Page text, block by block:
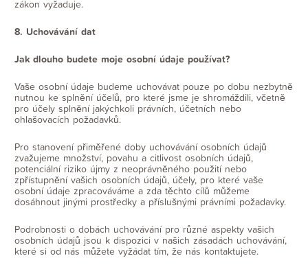
zákon vyžaduje.
8. Uchovávání dat
Jak dlouho budete moje osobní údaje používat?
Vaše osobní údaje budeme uchovávat pouze po dobu nezbytně
nutnou ke splnění účelů, pro které jsme je shromáždili, včetně
pro účely splnění jakýchkoli právních, účetních nebo
ohlašovacích požadavků.
Pro stanovení přiměřené doby uchovávání osobních údajů
zvažujeme množství, povahu a citlivost osobních údajů,
potenciální riziko újmy z neoprávněného použití nebo
zpřístupnění vašich osobních údajů, účely, pro které vaše
osobní údaje zpracováváme a zda těchto cílů můžeme
dosáhnout jinými prostředky a příslušnými právními požadavky.
Podrobnosti o dobách uchovávání pro různé aspekty vašich
osobních údajů jsou k dispozici v našich zásadách uchovávání,
které si od nás můžete vyžádat tím, že nás kontaktujete.